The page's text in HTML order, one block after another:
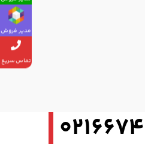
مدیر فروش
تماس سریع